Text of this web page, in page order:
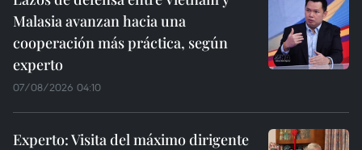
Malasia avanzan hacia una
cooperación más práctica, según
experto
07/08/2026 04:10
Experto: Visita del máximo dirigente